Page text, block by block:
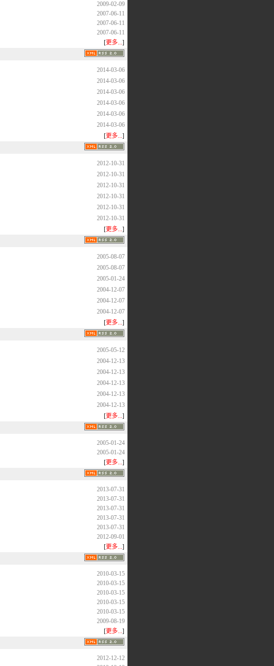
2009-02-09
2007-06-11
2007-06-11
2007-06-11
[更多...]
2014-03-06
2014-03-06
2014-03-06
2014-03-06
2014-03-06
2014-03-06
[更多...]
2012-10-31
2012-10-31
2012-10-31
2012-10-31
2012-10-31
2012-10-31
[更多...]
2005-08-07
2005-08-07
2005-01-24
2004-12-07
2004-12-07
2004-12-07
[更多...]
2005-05-12
2004-12-13
2004-12-13
2004-12-13
2004-12-13
2004-12-13
[更多...]
2005-01-24
2005-01-24
[更多...]
2013-07-31
2013-07-31
2013-07-31
2013-07-31
2013-07-31
2012-09-01
[更多...]
2010-03-15
2010-03-15
2010-03-15
2010-03-15
2010-03-15
2009-08-19
[更多...]
2012-12-12